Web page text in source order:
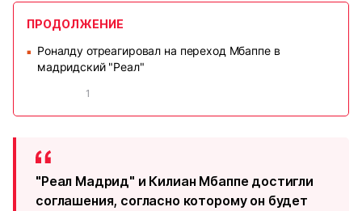
ПРОДОЛЖЕНИЕ
■
Роналду отреагировал на переход Мбаппе в
мадридский "Реал"
1
"Реал Мадрид" и Килиан Мбаппе достигли
соглашения, согласно которому он будет